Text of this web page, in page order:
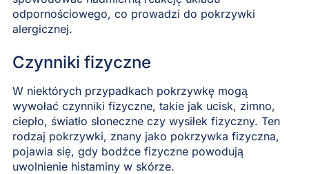
odpornościowego, co prowadzi do pokrzywki
alergicznej.
Czynniki fizyczne
W niektórych przypadkach pokrzywkę mogą
wywołać czynniki fizyczne, takie jak ucisk, zimno,
ciepło, światło słoneczne czy wysiłek fizyczny. Ten
rodzaj pokrzywki, znany jako pokrzywka fizyczna,
pojawia się, gdy bodźce fizyczne powodują
uwolnienie histaminy w skórze.